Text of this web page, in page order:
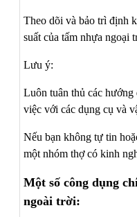
Theo dõi và bảo trì định
suất của tấm nhựa ngoại
Lưu ý:
Luôn tuân thủ các
việc với các dụng cụ và
Nếu bạn không tự tin
một nhóm thợ có kinh
Một số công dụng
ngoài trời: